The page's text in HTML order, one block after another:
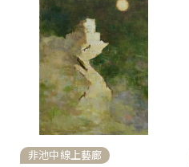
非池中線上藝廊